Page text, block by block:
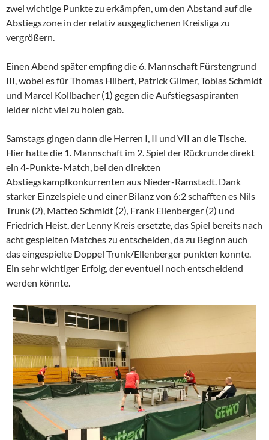
zwei wichtige Punkte zu erkämpfen, um den Abstand auf die
Abstiegszone in der relativ ausgeglichenen Kreisliga zu
vergrößern.
Einen Abend später empfing die 6. Mannschaft Fürstengrund
III, wobei es für Thomas Hilbert, Patrick Gilmer, Tobias Schmidt
und Marcel Kollbacher (1) gegen die Aufstiegsaspiranten
leider nicht viel zu holen gab.
Samstags gingen dann die Herren I, II und VII an die Tische.
Hier hatte die 1. Mannschaft im 2. Spiel der Rückrunde direkt
ein 4-Punkte-Match, bei den direkten
Abstiegskampfkonkurrenten aus Nieder-Ramstadt. Dank
starker Einzelspiele und einer Bilanz von 6:2 schafften es Nils
Trunk (2), Matteo Schmidt (2), Frank Ellenberger (2) und
Friedrich Heist, der Lenny Kreis ersetzte, das Spiel bereits nach
acht gespielten Matches zu entscheiden, da zu Beginn auch
das eingespielte Doppel Trunk/Ellenberger punkten konnte.
Ein sehr wichtiger Erfolg, der eventuell noch entscheidend
werden könnte.